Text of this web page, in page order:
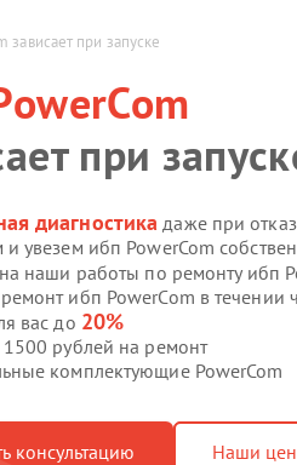
зависает при запуске
при
диагностика даже при
увезем ибп PowerCom
наши работы по ремонту ибп
ибп PowerCom в течении
вас до 20%
1500 рублей на ремонт
комплектующие PowerCom
консультацию Наши